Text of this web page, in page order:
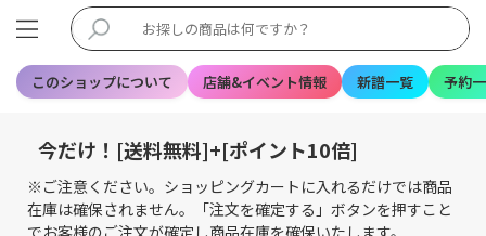
このショップについて 店舗&イベント情報 新譜一覧 予約
今だけ！[送料無料]+[ポイント10倍]
※ご注意ください。ショッピングカートに入れるだけでは商品
在庫は確保されません。「注文を確定する」ボタンを押すこと
でお客様のご注文が確定し商品在庫を確保いたします。